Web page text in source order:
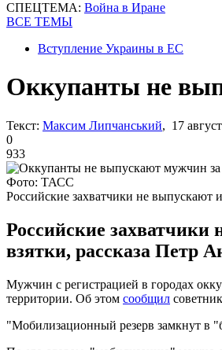
СПЕЦТЕМА: Война в Иране
ВСЕ ТЕМЫ
Вступление Украины в ЕС
Оккупанты не
Текст: Максим Липчанський, 17
0
933
Фото: ТАСС
Российские захватчики не
Российские
взятки, рассказа Петр
Мужчин с регистрацией в городах
территории. Об этом сообщил
"Мобилизационный резерв замкнут в